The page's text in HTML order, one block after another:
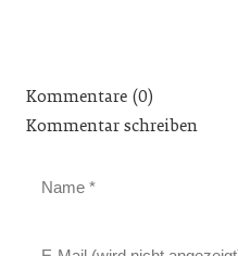
Kommentare (0)
Kommentar schreiben